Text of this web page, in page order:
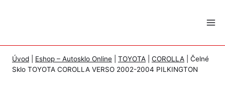
Úvod Eshop – Autosklo Online TOYOTA COROLLA
Čelné
Sklo TOYOTA COROLLA VERSO 2002-2004 PILKINGTON